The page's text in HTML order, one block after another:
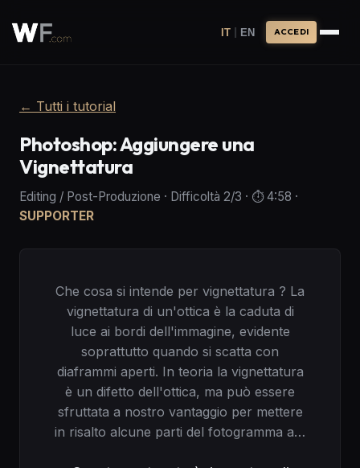
IT | EN ACCEDI
← Tutti i tutorial
Photoshop: Aggiungere una
Vignettatura
Editing / Post-Produzione · Difficoltà 2/3 · ⏱️4:58 ·
SUPPORTER
Che cosa si intende per vignettatura ? La
vignettatura di un'ottica è la caduta di
luce ai bordi dell'immagine, evidente
soprattutto quando si scatta con
diaframmi aperti. In teoria la vignettatura
è un difetto dell'ottica, ma può essere
sfruttata a nostro vantaggio per mettere
in risalto alcune parti del fotogramma a…